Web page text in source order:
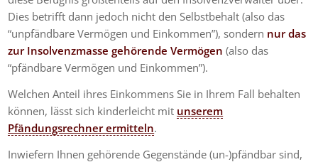
Dies betrifft dann jedoch nicht den Selbstbehalt (also das
“unpfändbare Vermögen und Einkommen”), sondern nur das
zur Insolvenzmasse gehörende Vermögen (also das
“pfändbare Vermögen und Einkommen”).
Welchen Anteil ihres Einkommens Sie in Ihrem Fall behalten
können, lässt sich kinderleicht mit unserem
Pfändungsrechner ermitteln.
Inwiefern Ihnen gehörende Gegenstände (un-)pfändbar sind,